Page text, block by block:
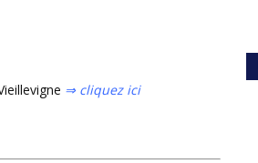
⇒ cliquez ici